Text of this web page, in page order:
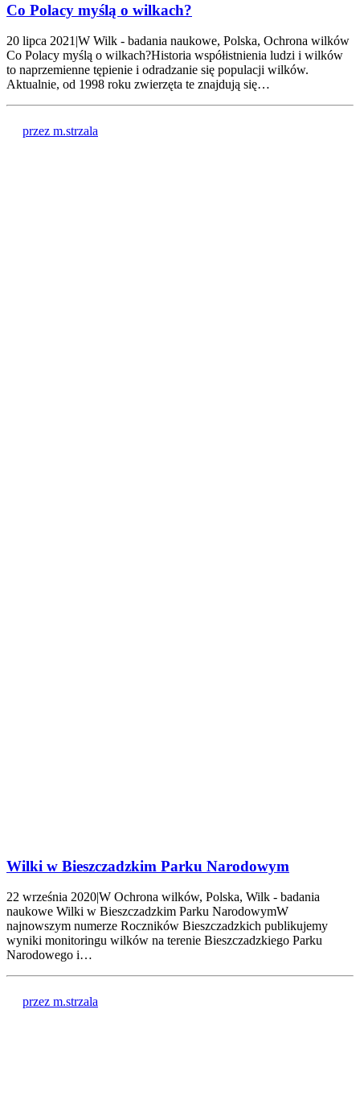
Co Polacy myślą o wilkach?
20 lipca 2021|W Wilk - badania naukowe, Polska, Ochrona wilków
Co Polacy myślą o wilkach?Historia współistnienia ludzi i wilków
to naprzemienne tępienie i odradzanie się populacji wilków.
Aktualnie, od 1998 roku zwierzęta te znajdują się…
przez m.strzala
Wilki w Bieszczadzkim Parku Narodowym
22 września 2020|W Ochrona wilków, Polska, Wilk - badania
naukowe Wilki w Bieszczadzkim Parku NarodowymW
najnowszym numerze Roczników Bieszczadzkich publikujemy
wyniki monitoringu wilków na terenie Bieszczadzkiego Parku
Narodowego i…
przez m.strzala